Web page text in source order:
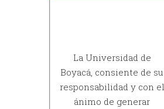
La Universidad de
Boyacá, consiente de su
responsabilidad y con el
ánimo de generar